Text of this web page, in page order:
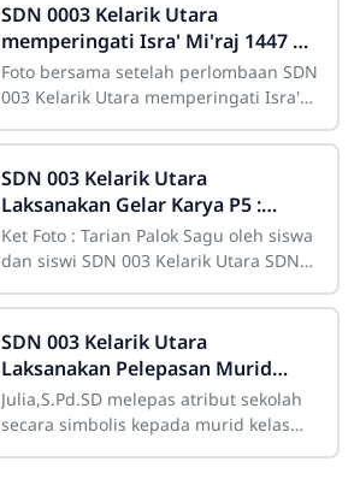
SDN 0003 Kelarik Utara
memperingati Isra' Mi'raj 1447 H :
Buat perlombaan hafalan niat
sholat hingga praktek sholat
Foto bersama setelah perlombaan SDN
003 Kelarik Utara memperingati Isra'
perlombaan dan ceramah agama.
SDN 003 Kelarik Utara
Laksanakan Gelar Karya P5 :
Menampilkan Tarian Palok Sagu
Hingga Makanan Khas Lokal Dari
Ket Foto : Tarian Palok Sagu oleh siswa
dan siswi SDN 003 Kelarik Utara SDN
SDN 003 Kelarik Utara
Laksanakan Pelepasan Murid
Kelas 6 Secara Sederhana
Julia,S.Pd.SD melepas atribut sekolah
secara simbolis kepada murid kelas